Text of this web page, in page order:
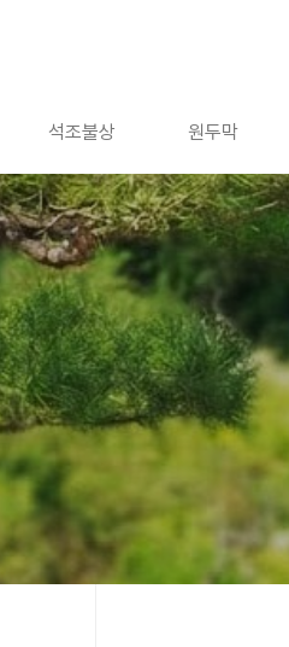
석조불상 원두막